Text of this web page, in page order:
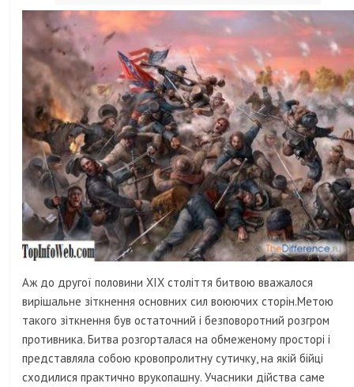
Аж до другої половини XIX століття битвою вважалося
вирішальне зіткнення основних сил воюючих сторін.Метою
такого зіткнення був остаточний і безповоротний розгром
противника. Битва розгорталася на обмеженому просторі і
представляла собою кровопролитну сутичку, на якій бійці
сходилися практично врукопашну. Учасники дійства саме